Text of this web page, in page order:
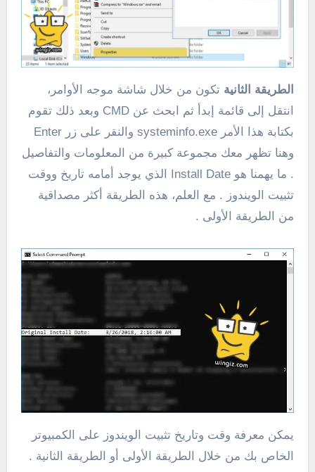
الطريقة الثانية تكون من خلال شاشة موجه الأوامر،
انتقل إلى قائمة إبدأ ثم ابحث عن CMD وبعد ذلك تقوم
بكتابة هذا الأمر systeminfo.exe والنقر على زر Enter
وهنا تظهر معك مجموعة كبيرة من المعلومات والتفاصيل
. ما يهمنا هو Install Date الذي يوجد أمامه تاريخ ووقت
تثبيت الويندوز . مع العلم، هذه الطريقة أكثر مصداقية
من الطريقة الأولى .
يمكن معرفة وقت وتاريخ تثبيت الويندوز على الكمبيوتر
الخاص بك من خلال الطريقة الأولى أو الطريقة الثانية .